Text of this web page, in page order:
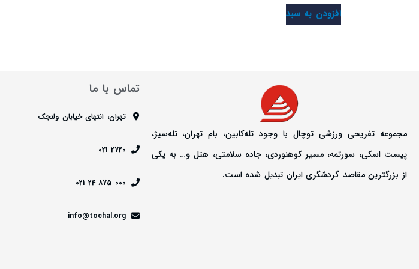
افزودن به سبد
مجموعه تفریحی ورزشی توچال با وجود تله‌کابین، بام تهران، تله‌سیژ،
پیست اسکی، سورتمه، مسیر کوهنوردی، جاده سلامتی، هتل و… به یکی
از بزرگترین مقاصد گردشگری ایران تبدیل شده است.
تماس با ما
تهران، انتهای خیابان ولنجک
2720 021
000 875 24 021
info@tochal.org